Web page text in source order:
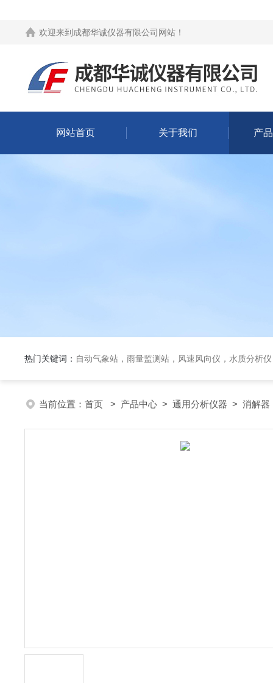
欢迎来到 成都华诚仪器有限公司网站 ！
网站首页 关于我们 产
热门关键词： 自动气象站，雨量监测站，风速风向仪，水质分析
当前位置： 首页 > 产品中心 > 通用分析仪器 > 消解器